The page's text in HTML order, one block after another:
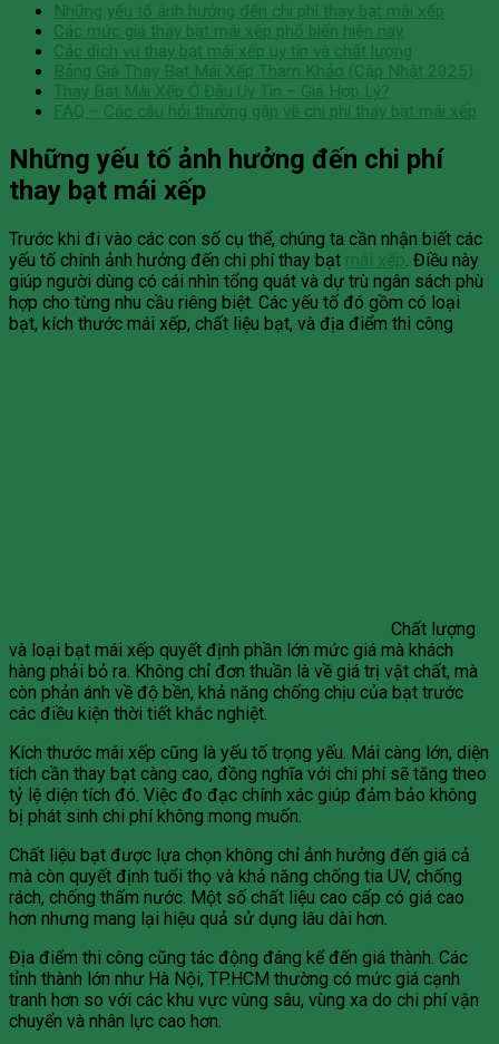
Những yếu tố ảnh hưởng đến chi phí thay bạt mái xếp
Các mức giá thay bạt mái xếp phổ biến hiện nay
Các dịch vụ thay bạt mái xếp uy tín và chất lượng
Bảng Giá Thay Bạt Mái Xếp Tham Khảo (Cập Nhật 2025)
Thay Bạt Mái Xếp Ở Đâu Uy Tín – Giá Hợp Lý?
FAQ – Các câu hỏi thường gặp về chi phí thay bạt mái xếp
Những yếu tố ảnh hưởng đến chi phí
thay bạt mái xếp
Trước khi đi vào các con số cụ thể, chúng ta cần nhận biết các
yếu tố chính ảnh hưởng đến chi phí thay bạt mái xếp. Điều này
giúp người dùng có cái nhìn tổng quát và dự trù ngân sách phù
hợp cho từng nhu cầu riêng biệt. Các yếu tố đó gồm có loại
bạt, kích thước mái xếp, chất liệu bạt, và địa điểm thi công
Chất lượng
và loại bạt mái xếp quyết định phần lớn mức giá mà khách
hàng phải bỏ ra. Không chỉ đơn thuần là về giá trị vật chất, mà
còn phản ánh về độ bền, khả năng chống chịu của bạt trước
các điều kiện thời tiết khắc nghiệt.
Kích thước mái xếp cũng là yếu tố trọng yếu. Mái càng lớn, diện
tích cần thay bạt càng cao, đồng nghĩa với chi phí sẽ tăng theo
tỷ lệ diện tích đó. Việc đo đạc chính xác giúp đảm bảo không
bị phát sinh chi phí không mong muốn.
Chất liệu bạt được lựa chọn không chỉ ảnh hưởng đến giá cả
mà còn quyết định tuổi thọ và khả năng chống tia UV, chống
rách, chống thấm nước. Một số chất liệu cao cấp có giá cao
hơn nhưng mang lại hiệu quả sử dụng lâu dài hơn.
Địa điểm thi công cũng tác động đáng kể đến giá thành. Các
tỉnh thành lớn như Hà Nội, TP.HCM thường có mức giá cạnh
tranh hơn so với các khu vực vùng sâu, vùng xa do chi phí vận
chuyển và nhân lực cao hơn.